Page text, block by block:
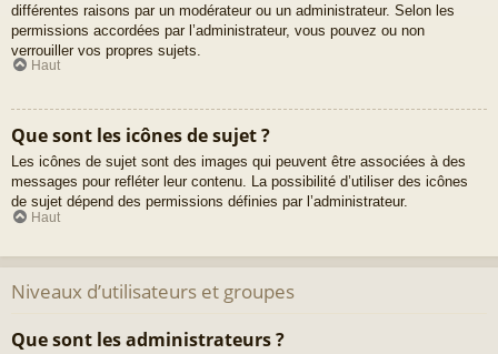
différentes raisons par un modérateur ou un administrateur. Selon les
permissions accordées par l’administrateur, vous pouvez ou non
verrouiller vos propres sujets.
Haut
Que sont les icônes de sujet ?
Les icônes de sujet sont des images qui peuvent être associées à des
messages pour refléter leur contenu. La possibilité d’utiliser des icônes
de sujet dépend des permissions définies par l’administrateur.
Haut
Niveaux d’utilisateurs et groupes
Que sont les administrateurs ?